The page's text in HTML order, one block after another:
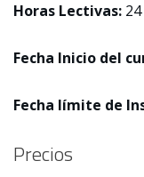
Horas Lectivas: 24
Fecha Inicio del
Fecha límite de
Precios